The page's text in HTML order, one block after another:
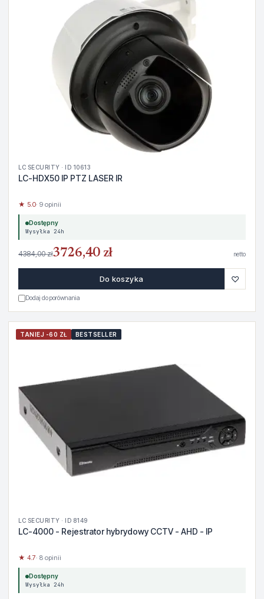
LC SECURITY · ID 10613
LC-HDX50 IP PTZ LASER IR
★ 5.0· 9 opinii
Dostępny
Wysyłka 24h
4384,00 zł3726,40 zł netto
Do koszyka ♡
Dodaj do porównania
TANIEJ -60 ZŁ BESTSELLER
LC SECURITY · ID 8149
LC-4000 - Rejestrator hybrydowy CCTV - AHD - IP
★ 4.7· 8 opinii
Dostępny
Wysyłka 24h